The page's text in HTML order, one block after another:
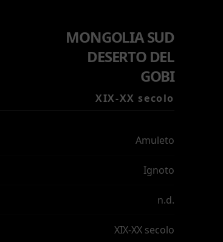
MONGOLIA SUD
DESERTO DEL
GOBI
XIX-XX secolo
Amuleto
Ignoto
n.d.
XIX-XX secolo